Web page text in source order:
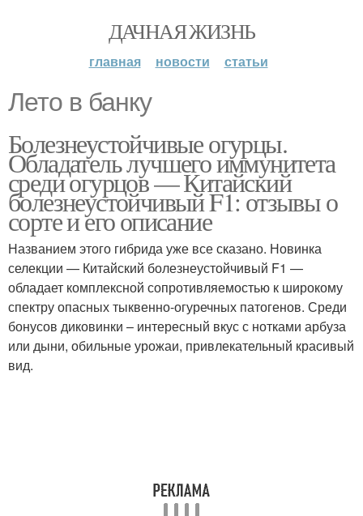
ДАЧНАЯ ЖИЗНЬ
главная новости статьи
Лето в банку
Болезнеустойчивые огурцы.
Обладатель лучшего иммунитета
среди огурцов — Китайский
болезнеустойчивый F1: отзывы о
сорте и его описание
Названием этого гибрида уже все сказано. Новинка
селекции — Китайский болезнеустойчивый F1 —
обладает комплексной сопротивляемостью к широкому
спектру опасных тыквенно-огуречных патогенов. Среди
бонусов диковинки – интересный вкус с нотками арбуза
или дыни, обильные урожаи, привлекательный красивый
вид.